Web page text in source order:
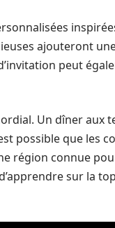
ajouteront
peut
Un dîner aux
possible que les
région connue
sur la